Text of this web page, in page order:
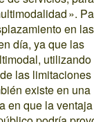
».
en las
día, ya que las
utilizando
las limitaciones
existe en una
en que la ventaja